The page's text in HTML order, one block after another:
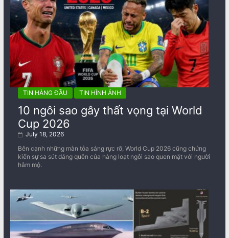
TIN HÀNG ĐẦU TIN HÌNH ẢNH
10 ngôi sao gây thất vọng tại World
Cup 2026
July 18, 2026
Bên cạnh những màn tỏa sáng rực rỡ, World Cup 2026 cũng chứng
kiến sự sa sút đáng quên của hàng loạt ngôi sao quen mặt với người
hâm mộ.